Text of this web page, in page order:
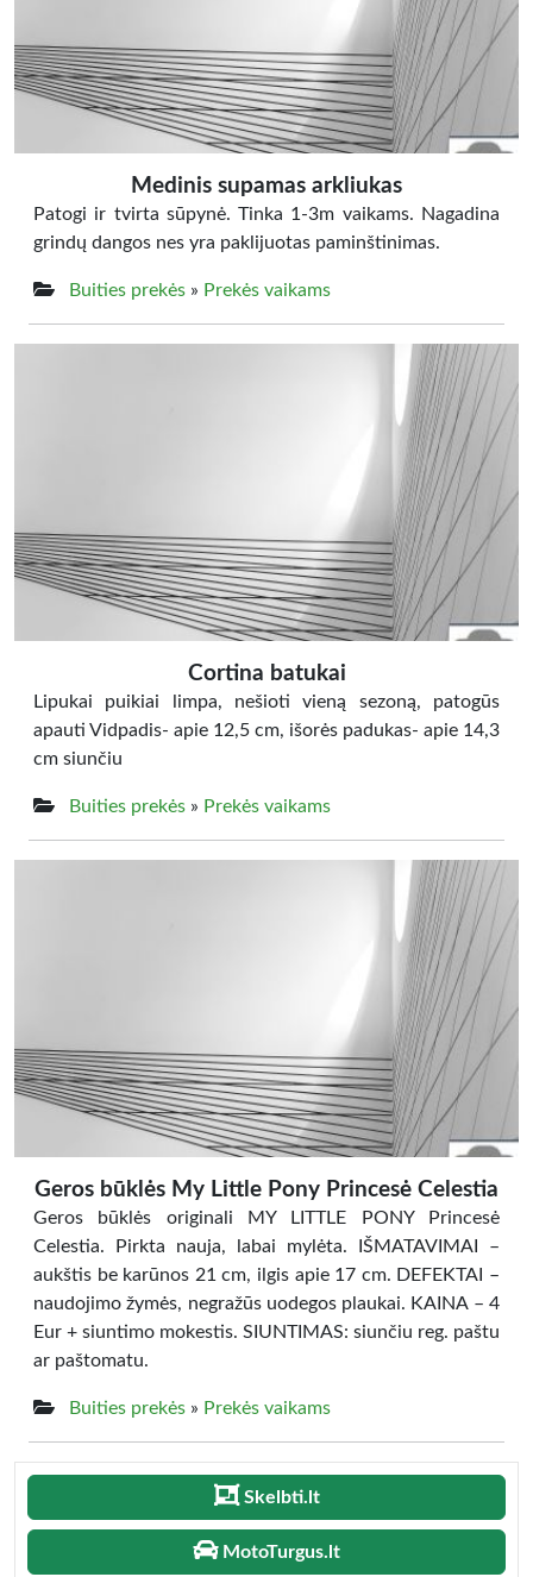
Medinis supamas arkliukas
Patogi ir tvirta sūpynė. Tinka 1-3m vaikams. Nagadina
grindų dangos nes yra paklijuotas paminštinimas.
Buities prekės » Prekės vaikams
Cortina batukai
Lipukai puikiai limpa, nešioti vieną sezoną, patogūs
apauti Vidpadis- apie 12,5 cm, išorės padukas- apie 14,3
cm siunčiu
Buities prekės » Prekės vaikams
Geros būklės My Little Pony Princesė Celestia
Geros būklės originali MY LITTLE PONY Princesė
Celestia. Pirkta nauja, labai mylėta. IŠMATAVIMAI –
aukštis be karūnos 21 cm, ilgis apie 17 cm. DEFEKTAI –
naudojimo žymės, negražūs uodegos plaukai. KAINA – 4
Eur + siuntimo mokestis. SIUNTIMAS: siunčiu reg. paštu
ar paštomatu.
Buities prekės » Prekės vaikams
Skelbti.lt
MotoTurgus.lt